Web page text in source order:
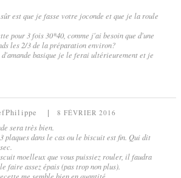
est que je fasse votre joconde et que je la roule
pour 3 fois 30*40, comme j'ai besoin que d'une
les 2/3 de la préparation environ?
d'amande basique je le ferai ultérieurement et je
8 FÉVRIER 2016
sera très bien.
plaques dans le cas ou le biscuit est fin. Qui dit
moelleux que vous puissiez rouler, il faudra
faire assez épais (pas trop non plus).